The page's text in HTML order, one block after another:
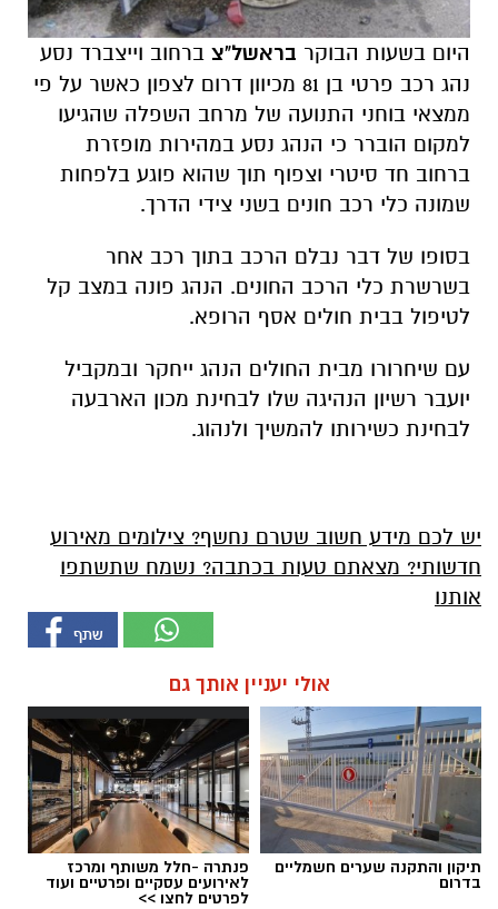
היום בשעות הבוקר בראשל"צ ברחוב וייצברד נסע
נהג רכב פרטי בן 81 מכיוון דרום לצפון כאשר על פי
ממצאי בוחני התנועה של מרחב השפלה שהגיעו
למקום הוברר כי הנהג נסע במהירות מופזרת
ברחוב חד סיטרי וצפוף תוך שהוא פוגע בלפחות
שמונה כלי רכב חונים בשני צידי הדרך.
בסופו של דבר נבלם הרכב בתוך רכב אחר
בשרשרת כלי הרכב החונים. הנהג פונה במצב קל
לטיפול בבית חולים אסף הרופא.
עם שיחרורו מבית החולים הנהג ייחקר ובמקביל
יועבר רשיון הנהיגה שלו לבחינת מכון הארבעה
לבחינת כשירותו להמשיך ולנהוג.
יש לכם מידע חשוב שטרם נחשף? צילומים מאירוע
חדשותי? מצאתם טעות בכתבה? נשמח שתשתפו
אותנו
אולי יעניין אותך גם
תיקון והתקנה שערים חשמליים
בדרום
פנתרה -חלל משותף ומרכז
לאירועים עסקיים ופרטיים ועוד
לפרטים לחצו >>